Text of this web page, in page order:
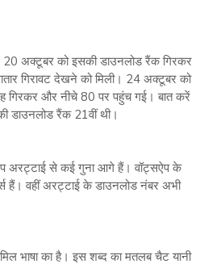
20 अक्टूबर को इसकी डाउनलोड रैंक गिरकर
गिरावट देखने को मिली। 24 अक्टूबर को
गिरकर और नीचे 80 पर पहुंच गई। बात करें
डाउनलोड रैंक 21वीं थी।
अरट्टाई से कई गुना आगे हैं। वॉट्सऐप के
हैं। वहीं अरट्टाई के डाउनलोड नंबर अभी
भाषा का है। इस शब्द का मतलब चैट यानी